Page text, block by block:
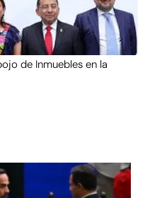
de Inmuebles en la